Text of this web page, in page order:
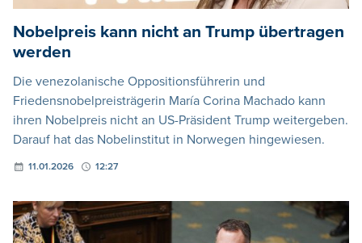
Nobelpreis kann nicht an Trump übertragen
werden
Die venezolanische Oppositionsführerin und
Friedensnobelpreisträgerin María Corina Machado kann
ihren Nobelpreis nicht an US-Präsident Trump weitergeben.
Darauf hat das Nobelinstitut in Norwegen hingewiesen.
11.01.2026 12:27